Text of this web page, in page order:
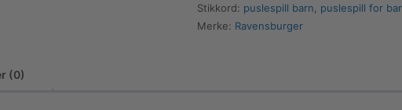
Stikkord: puslespill barn puslespill for
Merke: Ravensburger
(0)